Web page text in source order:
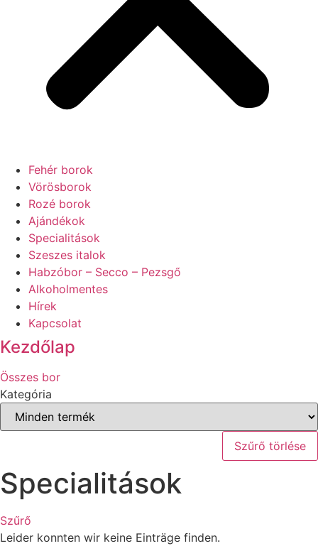
Fehér borok
Vörösborok
Rozé borok
Ajándékok
Specialitások
Szeszes italok
Habzóbor – Secco – Pezsgő
Alkoholmentes
Hírek
Kapcsolat
Kezdőlap
Összes bor
Kategória
Szűrő törlése
Specialitások
Szűrő
Leider konnten wir keine Einträge finden.